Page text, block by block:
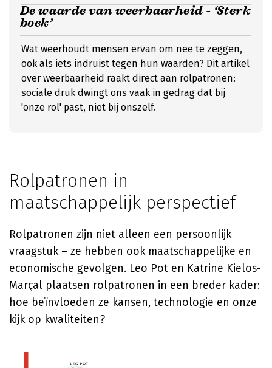
De waarde van weerbaarheid - ‘Sterk
boek’
Wat weerhoudt mensen ervan om nee te zeggen,
ook als iets indruist tegen hun waarden? Dit artikel
over weerbaarheid raakt direct aan rolpatronen:
sociale druk dwingt ons vaak in gedrag dat bij
'onze rol' past, niet bij onszelf.
Rolpatronen in
maatschappelijk perspectief
Rolpatronen zijn niet alleen een persoonlijk
vraagstuk – ze hebben ook maatschappelijke en
economische gevolgen. Leo Pot en Katrine Kielos-
Marçal plaatsen rolpatronen in een breder kader:
hoe beïnvloeden ze kansen, technologie en onze
kijk op kwaliteiten?